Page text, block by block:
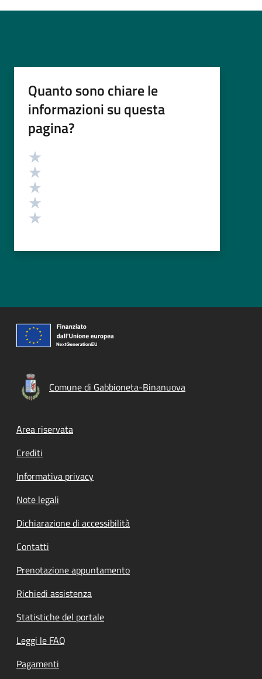
Quanto sono chiare le
informazioni su questa
pagina?
Valutazione
Comune di Gabbioneta-Binanuova
Footer menu
Area riservata
Crediti
Informativa privacy
Note legali
Dichiarazione di accessibilità
Contatti
Prenotazione appuntamento
Richiedi assistenza
Statistiche del portale
Leggi le FAQ
Pagamenti